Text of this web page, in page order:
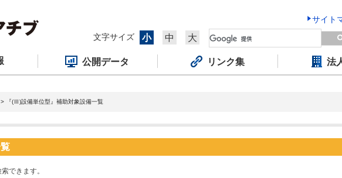
サイト
文字サイズ
小 中 大
公開データ リンク集 法
> 『(Ⅲ)設備単位型』補助対象設備一覧
できます。